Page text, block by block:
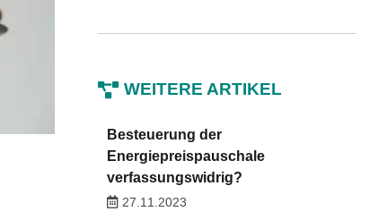
WEITERE ARTIKEL
Besteuerung der
Energiepreispauschale
verfassungswidrig?
27.11.2023